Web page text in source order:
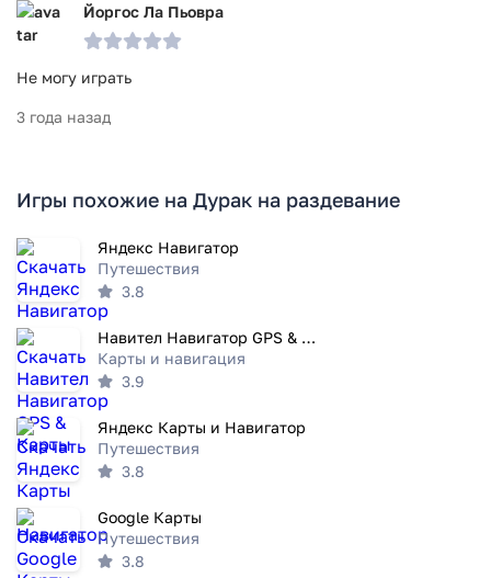
Йоргос Ла Пьовра
Не могу играть
3 года назад
Игры похожие на Дурак на раздевание
Яндекс Навигатор
Путешествия
3.8
Навител Навигатор GPS & Карты
Карты и навигация
3.9
Яндекс Карты и Навигатор
Путешествия
3.8
Google Карты
Путешествия
3.8